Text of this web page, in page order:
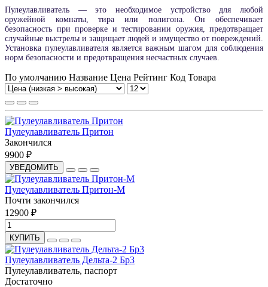
Пулеулавливатель — это необходимое устройство для любой
оружейной комнаты, тира или полигона. Он обеспечивает
безопасность при проверке и тестировании оружия, предотвращает
случайные выстрелы и защищает людей и имущество от повреждений.
Установка пулеулавливателя является важным шагом для соблюдения
норм безопасности и предотвращения несчастных случаев.
По умолчанию Название Цена Рейтинг Код Товара
Пулеулавливатель Притон
Закончился
9900 ₽
УВЕДОМИТЬ
Пулеулавливатель Притон-М
Почти закончился
12900 ₽
КУПИТЬ
Пулеулавливатель Дельта-2 Бр3
Пулеулавливатель, паспорт
Достаточно